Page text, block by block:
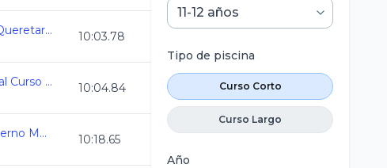
2a. Copa La Loma Queretaro 2024 10:03.78
Campeonato Estatal Curso Corto Morelos 24 10:04.84
Camp Nacional Invierno Morelia CC2024 10:18.65
Tipo de piscina
Curso Corto
Curso Largo
Año